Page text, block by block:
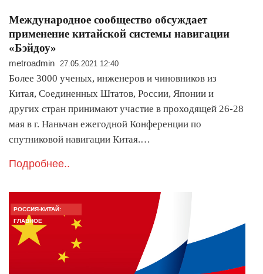
Международное сообщество обсуждает
применение китайской системы навигации
«Бэйдоу»
metroadmin 27.05.2021 12:40
Более 3000 ученых, инженеров и чиновников из
Китая, Соединенных Штатов, России, Японии и
других стран принимают участие в проходящей 26-28
мая в г. Наньчан ежегодной Конференции по
спутниковой навигации Китая.…
Подробнее..
РОССИЯ-КИТАЙ:
ГЛАВНОЕ